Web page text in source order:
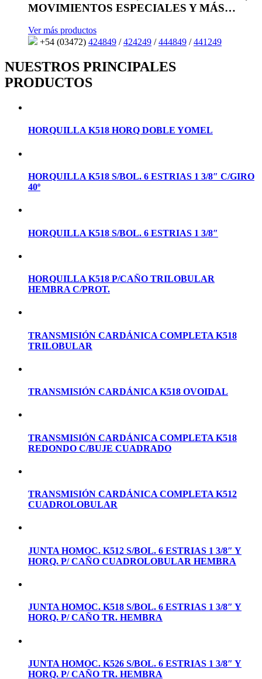
MOVIMIENTOS ESPECIALES Y MÁS…
Ver más productos
+54 (03472) 424849 /424249 /444849 /441249
NUESTROS PRINCIPALES
PRODUCTOS
HORQUILLA K518 HORQ DOBLE YOMEL
HORQUILLA K518 S/BOL. 6 ESTRIAS 1 3/8″ C/GIRO
40º
HORQUILLA K518 S/BOL. 6 ESTRIAS 1 3/8″
HORQUILLA K518 P/CAÑO TRILOBULAR
HEMBRA C/PROT.
TRANSMISIÓN CARDÁNICA COMPLETA K518
TRILOBULAR
TRANSMISIÓN CARDÁNICA K518 OVOIDAL
TRANSMISIÓN CARDÁNICA COMPLETA K518
REDONDO C/BUJE CUADRADO
TRANSMISIÓN CARDÁNICA COMPLETA K512
CUADROLOBULAR
JUNTA HOMOC. K512 S/BOL. 6 ESTRIAS 1 3/8″ Y
HORQ. P/ CAÑO CUADROLOBULAR HEMBRA
JUNTA HOMOC. K518 S/BOL. 6 ESTRIAS 1 3/8″ Y
HORQ. P/ CAÑO TR. HEMBRA
JUNTA HOMOC. K526 S/BOL. 6 ESTRIAS 1 3/8″ Y
HORQ. P/ CAÑO TR. HEMBRA